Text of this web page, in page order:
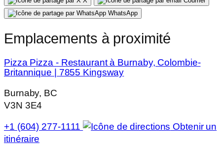
WhatsApp
Emplacements à proximité
Pizza Pizza - Restaurant à Burnaby, Colombie-
Britannique | 7855 Kingsway
Burnaby, BC
V3N 3E4
+1 (604) 277-1111
Obtenir un
itinéraire